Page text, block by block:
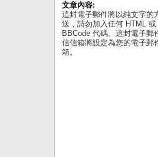
文章內容:
這封電子郵件將以純文字的
送，請勿加入任何 HTML 或
BBCode 代碼。這封電子郵
信信箱將設定為您的電子郵
箱。